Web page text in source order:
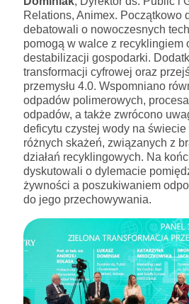
Relations, Animex. Początkowo
debatowali o nowoczesnych
pomogą w walce z recyklingiem
destabilizacji gospodarki.
transformacji cyfrowej oraz
przemysłu 4.0. Wspomniano
odpadów polimerowych,
odpadów, a także zwrócono
deficytu czystej wody na
różnych skażeń, związanych z
działań recyklingowych. Na
dyskutowali o dylemacie
żywności a poszukiwaniem
do jego przechowywania.